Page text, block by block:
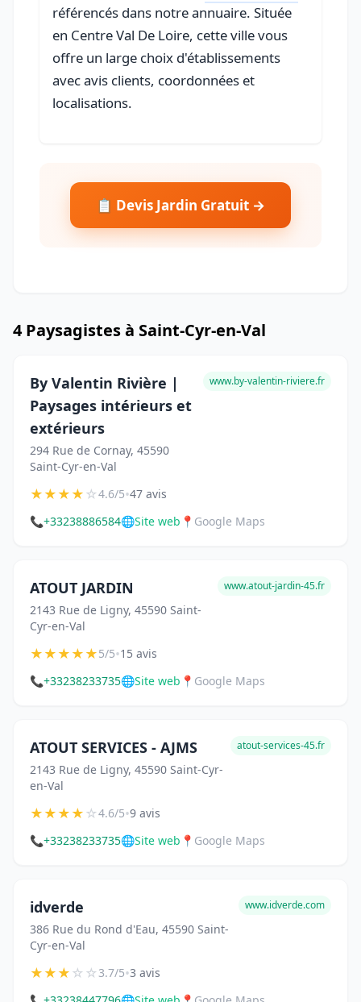
référencés dans notre annuaire. Située
en Centre Val De Loire, cette ville vous
offre un large choix d'établissements
avec avis clients, coordonnées et
localisations.
📋 Devis Jardin Gratuit →
4 Paysagistes à Saint-Cyr-en-Val
By Valentin Rivière |
Paysages intérieurs et
extérieurs
294 Rue de Cornay, 45590
Saint-Cyr-en-Val
www.by-valentin-riviere.fr
★★★★☆4.6/5•47 avis
📞+33238886584🌐Site web 📍 Google Maps
ATOUT JARDIN
2143 Rue de Ligny, 45590 Saint-
Cyr-en-Val
www.atout-jardin-45.fr
★★★★★5/5•15 avis
📞+33238233735🌐Site web 📍 Google Maps
ATOUT SERVICES - AJMS
2143 Rue de Ligny, 45590 Saint-Cyr-
en-Val
atout-services-45.fr
★★★★☆4.6/5•9 avis
📞+33238233735🌐Site web 📍 Google Maps
idverde
386 Rue du Rond d'Eau, 45590 Saint-
Cyr-en-Val
www.idverde.com
★★★☆☆3.7/5•3 avis